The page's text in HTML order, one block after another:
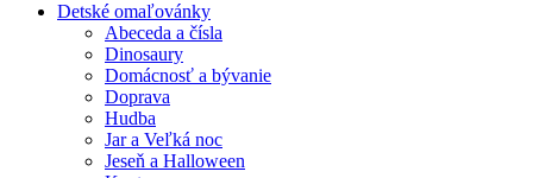
Detské omaľovánky
Abeceda a čísla
Dinosaury
Domácnosť a bývanie
Doprava
Hudba
Jar a Veľká noc
Jeseň a Halloween